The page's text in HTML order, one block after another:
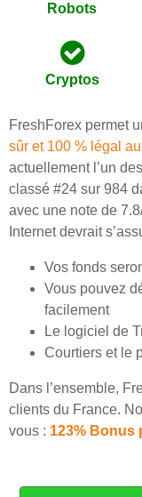
Robots
Cryptos
FreshForex permet
sûr et 100 % légal
actuellement l’un
classé #24 sur 984
avec une note de
Internet devrait
Vos fonds
Vous pouvez
facilement
Le logiciel de
Courtiers et le
Dans l’ensemble,
clients du France.
vous : 123% Bonus